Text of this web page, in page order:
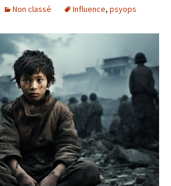
Non classé Influence, psyops